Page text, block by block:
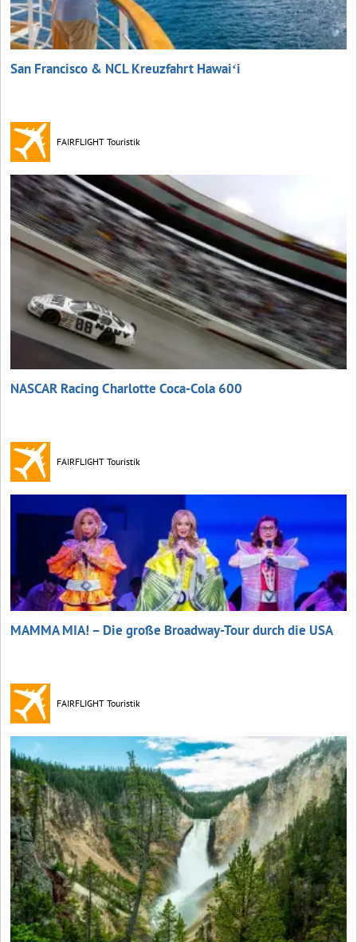
San Francisco & NCL Kreuzfahrt Hawaiʻi
FAIRFLIGHT Touristik
NASCAR Racing Charlotte Coca‑Cola 600
FAIRFLIGHT Touristik
MAMMA MIA! – Die große Broadway-Tour durch die USA
FAIRFLIGHT Touristik